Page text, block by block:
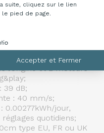
suite, cliquez sur le lien
pied de page.
Accepter et Fermer
120 Kg (distribuée
: vers le haut et
sur l’installation
l’origine et 2 moteurs
39 dB;
: 40 mm/s;
0.00277kWh/jour,
quotidiens;
type EU, FR ou UK